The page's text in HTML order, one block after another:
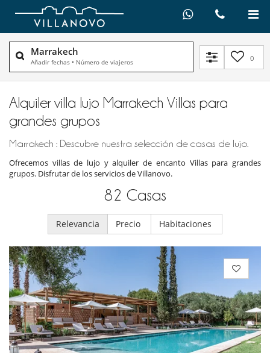
Marrakech
Añadir fechas • Número de viajeros 0
Alquiler villa lujo Marrakech Villas para
grandes grupos
Marrakech : Descubre nuestra selección de casas de lujo.
Ofrecemos villas de lujo y alquiler de encanto Villas para grandes
grupos. Disfrutar de los servicios de Villanovo.
82 Casas
Relevancia Precio Habitaciones